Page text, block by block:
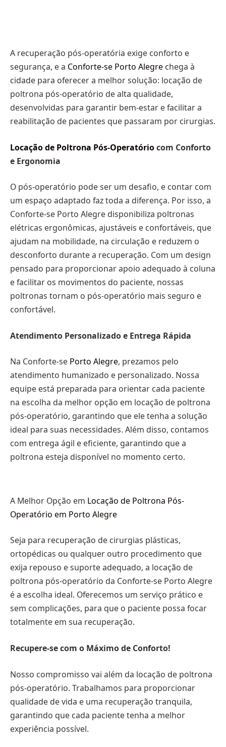
A recuperação pós-operatória exige conforto e
segurança, e a Conforte-se Porto Alegre chega à
cidade para oferecer a melhor solução: locação de
poltrona pós-operatório de alta qualidade,
desenvolvidas para garantir bem-estar e facilitar a
reabilitação de pacientes que passaram por cirurgias.
Locação de Poltrona Pós-Operatóriocom Conforto
e Ergonomia
O pós-operatório pode ser um desafio, e contar com
um espaço adaptado faz toda a diferença. Por isso, a
Conforte-se Porto Alegre disponibiliza poltronas
elétricas ergonômicas, ajustáveis e confortáveis, que
ajudam na mobilidade, na circulação e reduzem o
desconforto durante a recuperação. Com um design
pensado para proporcionar apoio adequado à coluna
e facilitar os movimentos do paciente, nossas
poltronas tornam o pós-operatório mais seguro e
confortável.
Atendimento Personalizado e Entrega Rápida
Na Conforte-se Porto Alegre, prezamos pelo
atendimento humanizado e personalizado. Nossa
equipe está preparada para orientar cada paciente
na escolha da melhor opção em locação de poltrona
pós-operatório, garantindo que ele tenha a solução
ideal para suas necessidades. Além disso, contamos
com entrega ágil e eficiente, garantindo que a
poltrona esteja disponível no momento certo.
A Melhor Opção em Locação de Poltrona Pós-
Operatório em Porto Alegre
Seja para recuperação de cirurgias plásticas,
ortopédicas ou qualquer outro procedimento que
exija repouso e suporte adequado, a locação de
poltrona pós-operatório da Conforte-se Porto Alegre
é a escolha ideal. Oferecemos um serviço prático e
sem complicações, para que o paciente possa focar
totalmente em sua recuperação.
Recupere-se com o Máximo de Conforto!
Nosso compromisso vai além da locação de poltrona
pós-operatório. Trabalhamos para proporcionar
qualidade de vida e uma recuperação tranquila,
garantindo que cada paciente tenha a melhor
experiência possível.